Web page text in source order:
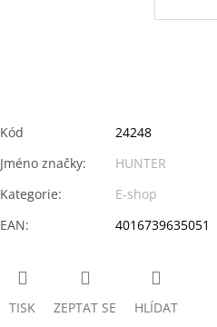
Kód
24248
Jméno značky:
HUNTER
Kategorie:
E-shop
EAN: 4016739635051
TISK ZEPTAT SE HLÍDAT